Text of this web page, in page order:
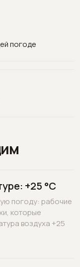
погоде
+25 °C
погоду: рабочие
которые
воздуха +25